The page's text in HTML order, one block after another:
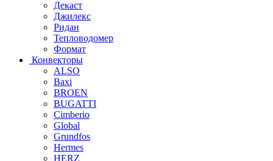
Декаст
Джилекс
Ридан
Тепловодомер
Формат
Конвекторы
ALSO
Baxi
BROEN
BUGATTI
Cimberio
Global
Grundfos
Hermes
HERZ